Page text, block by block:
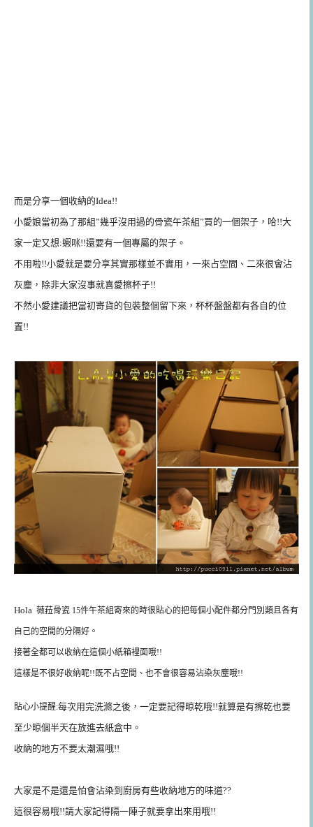
而是分享一個收納的Idea!!
小愛娘當初為了那組”幾乎沒用過的骨瓷午茶組”買的一個架子，哈!!大
家一定又想:蝦咪!!還要有一個專屬的架子。
不用啦!!小愛就是要分享其實那樣並不實用，一來占空間、二來很會沾
灰塵，除非大家沒事就喜愛擦杯子!!
不然小愛建議把當初寄貨的包裝整個留下來，杯杯盤盤都有各自的位
置!!
Hola 薇菈骨瓷 15件午茶組寄來的時很貼心的把每個小配件都分門別類且各有
自己的空間的分隔好。
接著全都可以收納在這個小紙箱裡面哦!!
這樣是不很好收納呢!!既不占空間、也不會很容易沾染灰塵哦!!
貼心小提醒:每次用完洗滌之後，一定要記得晾乾哦!!就算是有擦乾也要
至少晾個半天在放進去紙盒中。
收納的地方不要太潮濕哦!!
大家是不是還是怕會沾染到廚房有些收納地方的味道??
這很容易哦!!請大家記得隔一陣子就要拿出來用哦!!